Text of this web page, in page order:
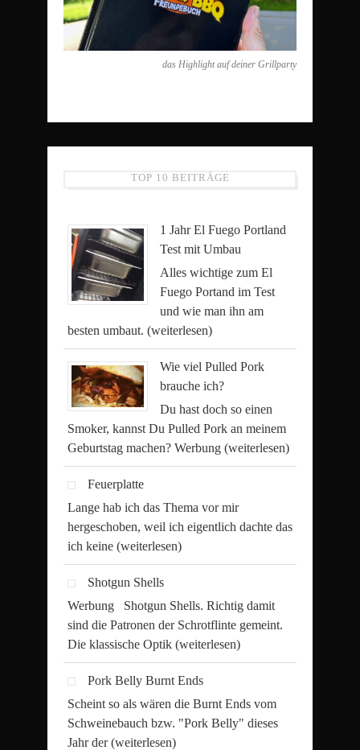
das Highlight auf deiner Grillparty
TOP 10 BEITRÄGE
1 Jahr El Fuego Portland
Test mit Umbau
Alles wichtige zum El
Fuego Portand im Test
und wie man ihn am
besten umbaut. (weiterlesen)
Wie viel Pulled Pork
brauche ich?
Du hast doch so einen
Smoker, kannst Du Pulled Pork an meinem
Geburtstag machen? Werbung (weiterlesen)
Feuerplatte
Lange hab ich das Thema vor mir
hergeschoben, weil ich eigentlich dachte das
ich keine (weiterlesen)
Shotgun Shells
Werbung Shotgun Shells. Richtig damit
sind die Patronen der Schrotflinte gemeint.
Die klassische Optik (weiterlesen)
Pork Belly Burnt Ends
Scheint so als wären die Burnt Ends vom
Schweinebauch bzw. "Pork Belly" dieses
Jahr der(weiterlesen)